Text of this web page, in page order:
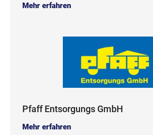
Mehr erfahren
Pfaff Entsorgungs GmbH
Mehr erfahren